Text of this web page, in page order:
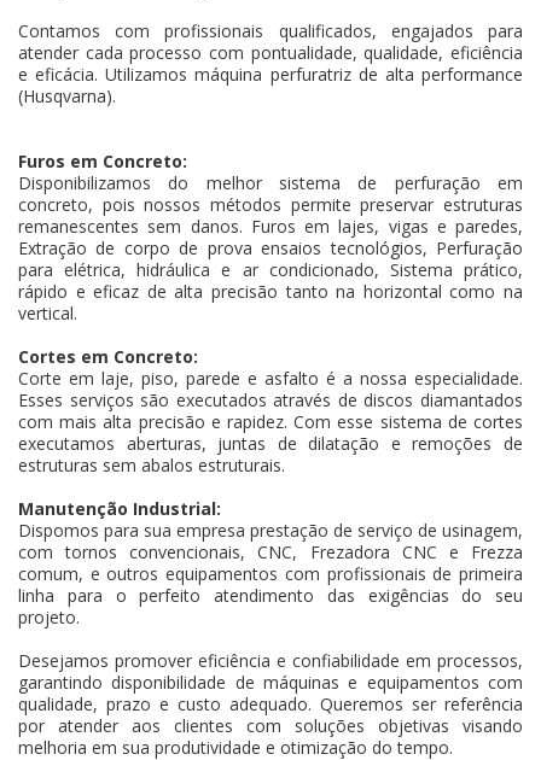
Contamos com profissionais qualificados, engajados para
atender cada processo com pontualidade, qualidade, eficiência
e eficácia. Utilizamos máquina perfuratriz de alta performance
(Husqvarna).
Furos em Concreto:
Disponibilizamos do melhor sistema de perfuração em
concreto, pois nossos métodos permite preservar estruturas
remanescentes sem danos. Furos em lajes, vigas e paredes,
Extração de corpo de prova ensaios tecnológios, Perfuração
para elétrica, hidráulica e ar condicionado, Sistema prático,
rápido e eficaz de alta precisão tanto na horizontal como na
vertical.
Cortes em Concreto:
Corte em laje, piso, parede e asfalto é a nossa especialidade.
Esses serviços são executados através de discos diamantados
com mais alta precisão e rapidez. Com esse sistema de cortes
executamos aberturas, juntas de dilatação e remoções de
estruturas sem abalos estruturais.
Manutenção Industrial:
Dispomos para sua empresa prestação de serviço de usinagem,
com tornos convencionais, CNC, Frezadora CNC e Frezza
comum, e outros equipamentos com profissionais de primeira
linha para o perfeito atendimento das exigências do seu
projeto.
Desejamos promover eficiência e confiabilidade em processos,
garantindo disponibilidade de máquinas e equipamentos com
qualidade, prazo e custo adequado. Queremos ser referência
por atender aos clientes com soluções objetivas visando
melhoria em sua produtividade e otimização do tempo.